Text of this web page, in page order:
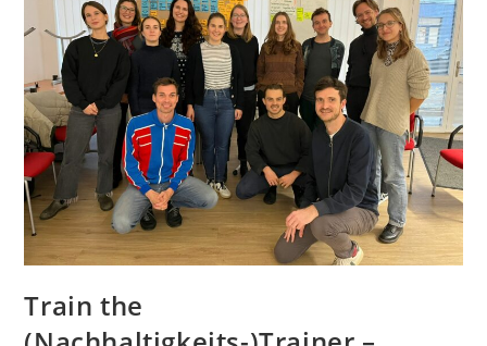
Train the